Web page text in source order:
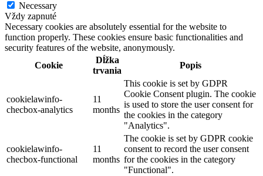
Necessary
Vždy zapnuté
Necessary cookies are absolutely essential for the website to
function properly. These cookies ensure basic functionalities and
security features of the website, anonymously.
Cookie
Dĺžka
trvania
Popis
cookielawinfo-
checbox-analytics
11
months
This cookie is set by GDPR
Cookie Consent plugin. The cookie
is used to store the user consent for
the cookies in the category
"Analytics".
cookielawinfo-
checbox-functional
11
months
The cookie is set by GDPR cookie
consent to record the user consent
for the cookies in the category
"Functional".